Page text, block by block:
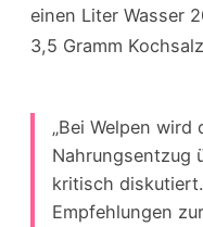
einen Liter Wasser
3,5 Gramm
„Bei Welpen wird
Nahrungsentzug
kritisch
Empfehlungen